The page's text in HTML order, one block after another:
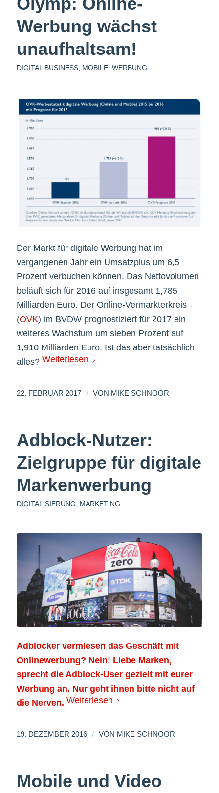
Werbung wächst
unaufhaltsam!
DIGITAL BUSINESS, MOBILE, WERBUNG
Der Markt für digitale Werbung hat im
vergangenen Jahr ein Umsatzplus um 6,5
Prozent verbuchen können. Das Nettovolumen
beläuft sich für 2016 auf insgesamt 1,785
Milliarden Euro. Der Online-Vermarkterkreis
(OVK) im BVDW prognostiziert für 2017 ein
weiteres Wachstum um sieben Prozent auf
1,910 Milliarden Euro. Ist das aber tatsächlich
alles? Weiterlesen
22. FEBRUAR 2017 / VON MIKE SCHNOOR
Adblock-Nutzer:
Zielgruppe für digitale
Markenwerbung
DIGITALISIERUNG, MARKETING
Adblocker vermiesen das Geschäft mit
Onlinewerbung? Nein! Liebe Marken,
sprecht die Adblock-User gezielt mit eurer
Werbung an. Nur geht ihnen bitte nicht auf
die Nerven. Weiterlesen
19. DEZEMBER 2016 / VON MIKE SCHNOOR
Mobile und Video